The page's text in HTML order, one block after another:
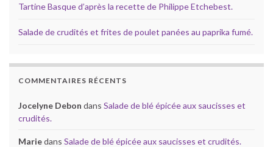
Tartine Basque d’après la recette de Philippe Etchebest.
Salade de crudités et frites de poulet panées au paprika fumé.
COMMENTAIRES RÉCENTS
Jocelyne Debon dans Salade de blé épicée aux saucisses et
crudités.
Mariedans Salade de blé épicée aux saucisses et crudités.